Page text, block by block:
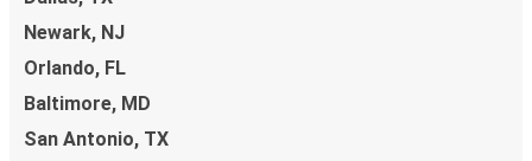
Newark, NJ
Orlando, FL
Baltimore, MD
San Antonio, TX